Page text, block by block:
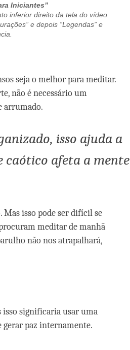
Iniciantes”
inferior direito da tela do vídeo.
e depois “Legendas” e
seja o melhor para meditar.
não é necessário um
arrumado.
isso ajuda a
caótico afeta a mente
isso pode ser difícil se
meditar de manhã
não nos atrapalhará,
isso significaria usar uma
gerar paz internamente.